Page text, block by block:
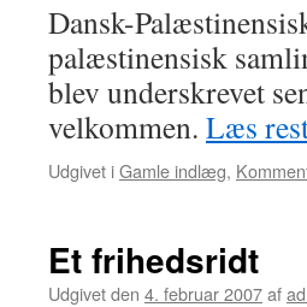
Dansk-
palæstinensisk
blev underskrevet
velkommen. Læs
Udgivet iGamle indlæg,
Et frihedsridt
Udgivet den 4. februar 2007af